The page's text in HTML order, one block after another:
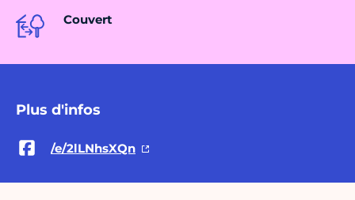
Couvert
Plus d'infos
/e/2lLNhsXQn